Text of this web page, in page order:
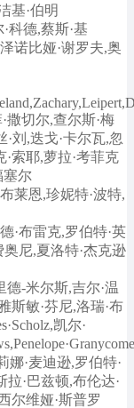
基·伯明
科德,蔡斯·基
诺比娅·谢罗夫,奥
撒切尔,查尔斯·梅
刘,迭戈·卡尔瓦,忽
索耶,萝拉·考菲克
塞尔
莱恩,珍妮特·波特,
·布雷克,罗伯特·英
奥尼,夏洛特·杰克逊
德-米尔斯,吉尔·温
斯敏·芬尼,洛瑞·布
凯尔·
娜·麦迪逊,罗伯特·
拉·巴兹顿,布伦达·
尔维娅·斯普罗